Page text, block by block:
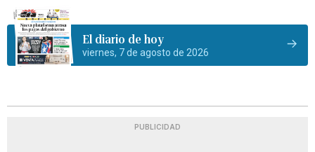
El diario de hoy
viernes, 7 de agosto de 2026
PUBLICIDAD